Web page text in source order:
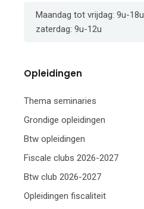
Opleidingen
Thema seminaries
Grondige opleidingen
Btw opleidingen
Fiscale clubs 2026-2027
Btw club 2026-2027
Opleidingen fiscaliteit
Maandag tot vrijdag: 9u-18u
zaterdag: 9u-12u